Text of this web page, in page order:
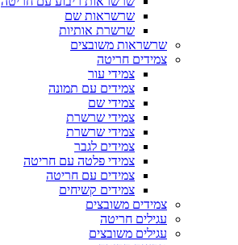
שרשראות שם
שרשרת אותיות
שרשראות משובצים
צמידים חריטה
צמידי עור
צמידים עם תמונה
צמידי שם
צמידי שרשרת
צמידי שרשרת
צמידים לגבר
צמידי פלטה עם חריטה
צמידים עם חריטה
צמידים קשיחים
צמידים משובצים
עגילים חריטה
עגילים משובצים